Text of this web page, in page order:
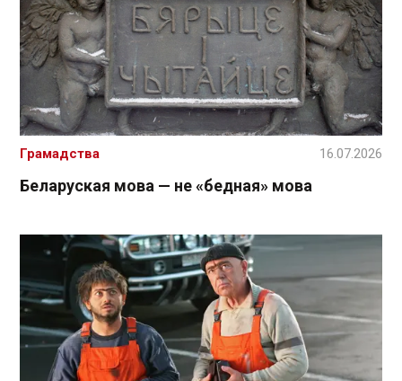
Беларуская мова — не «бедная» мова
Грамадства 16.07.2026